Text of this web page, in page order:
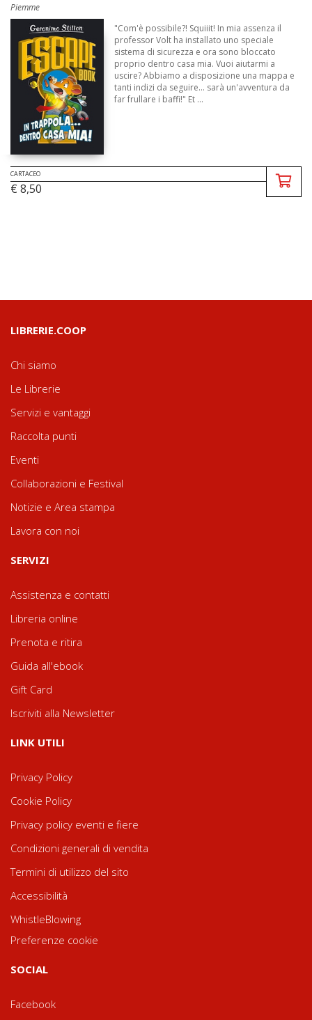
Piemme
"Com'è possibile?! Squiiit! In mia assenza il
professor Volt ha installato uno speciale
sistema di sicurezza e ora sono bloccato
proprio dentro casa mia. Vuoi aiutarmi a
uscire? Abbiamo a disposizione una mappa e
tanti indizi da seguire... sarà un'avventura da
far frullare i baffi!" Et ...
CARTACEO
€ 8,50
LIBRERIE.COOP
Chi siamo
Le Librerie
Servizi e vantaggi
Raccolta punti
Eventi
Collaborazioni e Festival
Notizie e Area stampa
Lavora con noi
SERVIZI
Assistenza e contatti
Libreria online
Prenota e ritira
Guida all'ebook
Gift Card
Iscriviti alla Newsletter
LINK UTILI
Privacy Policy
Cookie Policy
Privacy policy eventi e fiere
Condizioni generali di vendita
Termini di utilizzo del sito
Accessibilità
WhistleBlowing
Preferenze cookie
SOCIAL
Facebook